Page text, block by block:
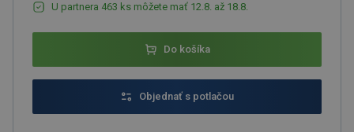
U partnera 463 ks môžete mať 12.8. až 18.8.
Do košíka
Objednať s potlačou